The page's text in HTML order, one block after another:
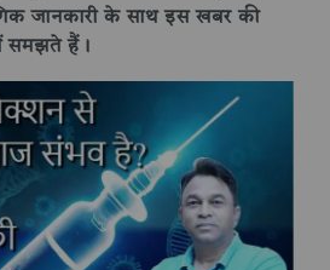
जानकारी के साथ इस खबर की
समझते हैं।